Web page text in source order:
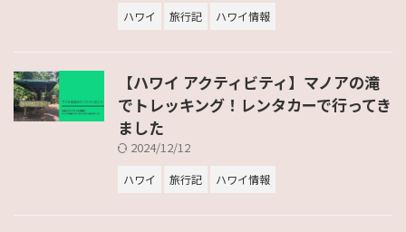
ハワイ 旅行記 ハワイ情報
【ハワイ アクティビティ】マノアの滝
でトレッキング！レンタカーで行ってき
ました
2024/12/12
ハワイ 旅行記 ハワイ情報